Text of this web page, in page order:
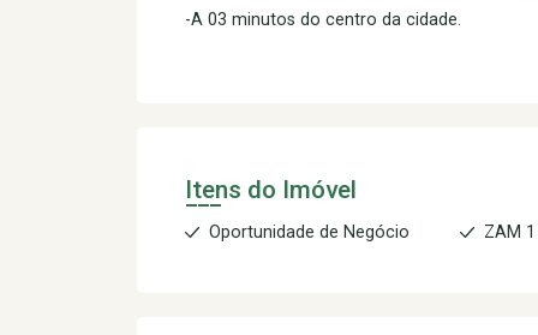
-A 03 minutos do centro da cidade.
Itens do Imóvel
Oportunidade de Negócio ZAM 1